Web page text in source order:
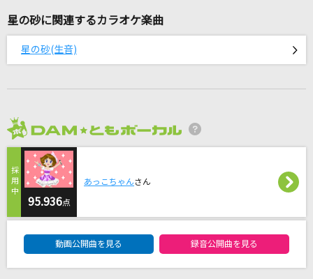
[生音]星空のディスタンス
Mr.Children
ケセラセラ
風にきえないで
L'Arc-en-Ciel
This Is Me [ディス・イズ・ミー]
Keala Settle & The Greatest Showman Ensemble
星の砂に関連するカラオケ楽曲
星の砂(生音)
95.936点
あっこちゃんさん
動画公開曲を見る 録音公開曲を見る